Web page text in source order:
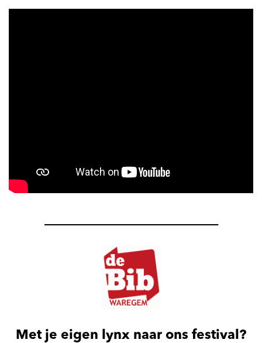
Met je eigen lynx naar ons festival?